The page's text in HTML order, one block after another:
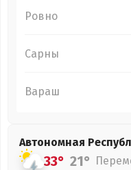
Ровно
Сарны
Вараш
Автономная
33° 21°